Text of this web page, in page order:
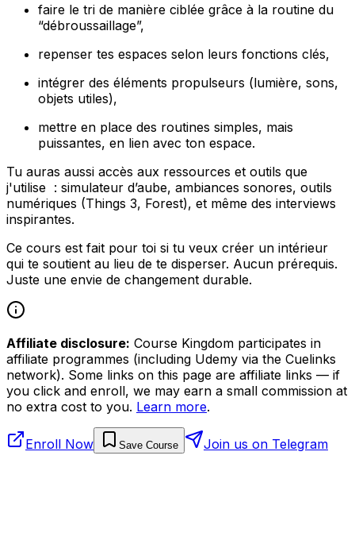
faire le tri de manière ciblée grâce à la routine du
“débroussaillage”,
repenser tes espaces selon leurs fonctions clés,
intégrer des éléments propulseurs (lumière, sons,
objets utiles),
mettre en place des routines simples, mais
puissantes, en lien avec ton espace.
Tu auras aussi accès aux ressources et outils que
j'utilise : simulateur d’aube, ambiances sonores, outils
numériques (Things 3, Forest), et même des interviews
inspirantes.
Ce cours est fait pour toi si tu veux créer un intérieur
qui te soutient au lieu de te disperser. Aucun prérequis.
Juste une envie de changement durable.
Affiliate disclosure: Course Kingdom participates in
affiliate programmes (including Udemy via the Cuelinks
network). Some links on this page are affiliate links — if
you click and enroll, we may earn a small commission at
no extra cost to you. Learn more.
Enroll Now Save Course Join us on Telegram